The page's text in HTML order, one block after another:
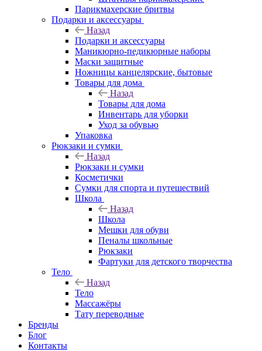
Парикмахерские бритвы
Подарки и аксессуары
Назад
Подарки и аксессуары
Маникюрно-педикюрные наборы
Маски защитные
Ножницы канцелярские, бытовые
Товары для дома
Назад
Товары для дома
Инвентарь для уборки
Уход за обувью
Упаковка
Рюкзаки и сумки
Назад
Рюкзаки и сумки
Косметички
Сумки для спорта и путешествий
Школа
Назад
Школа
Мешки для обуви
Пеналы школьные
Рюкзаки
Фартуки для детского творчества
Тело
Назад
Тело
Массажёры
Тату переводные
Бренды
Блог
Контакты